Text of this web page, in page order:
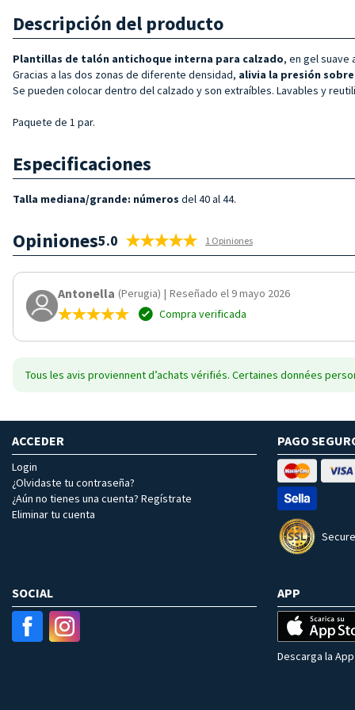
Descripción del producto
Plantillas de talón antichoque interna para calzado, en gel suave
Gracias a las dos zonas de diferente densidad, alivia la presión
Se pueden colocar dentro del calzado y son extraíbles. Lavables y
Paquete de 1 par.
Especificaciones
Talla mediana/grande: números del 40 al 44.
Opiniones5.0 1 Opiniones
Antonella (Perugia) | Reseñado el 9 mayo 2026
Compra verificada
Tous les avis proviennent d’achats vérifiés. Certaines données
ACCEDER
Login
¿Olvidaste tu contraseña?
¿Aún no tienes una cuenta? Regístrate
Eliminar tu cuenta
PAGO
SOCIAL APP
Descarga la